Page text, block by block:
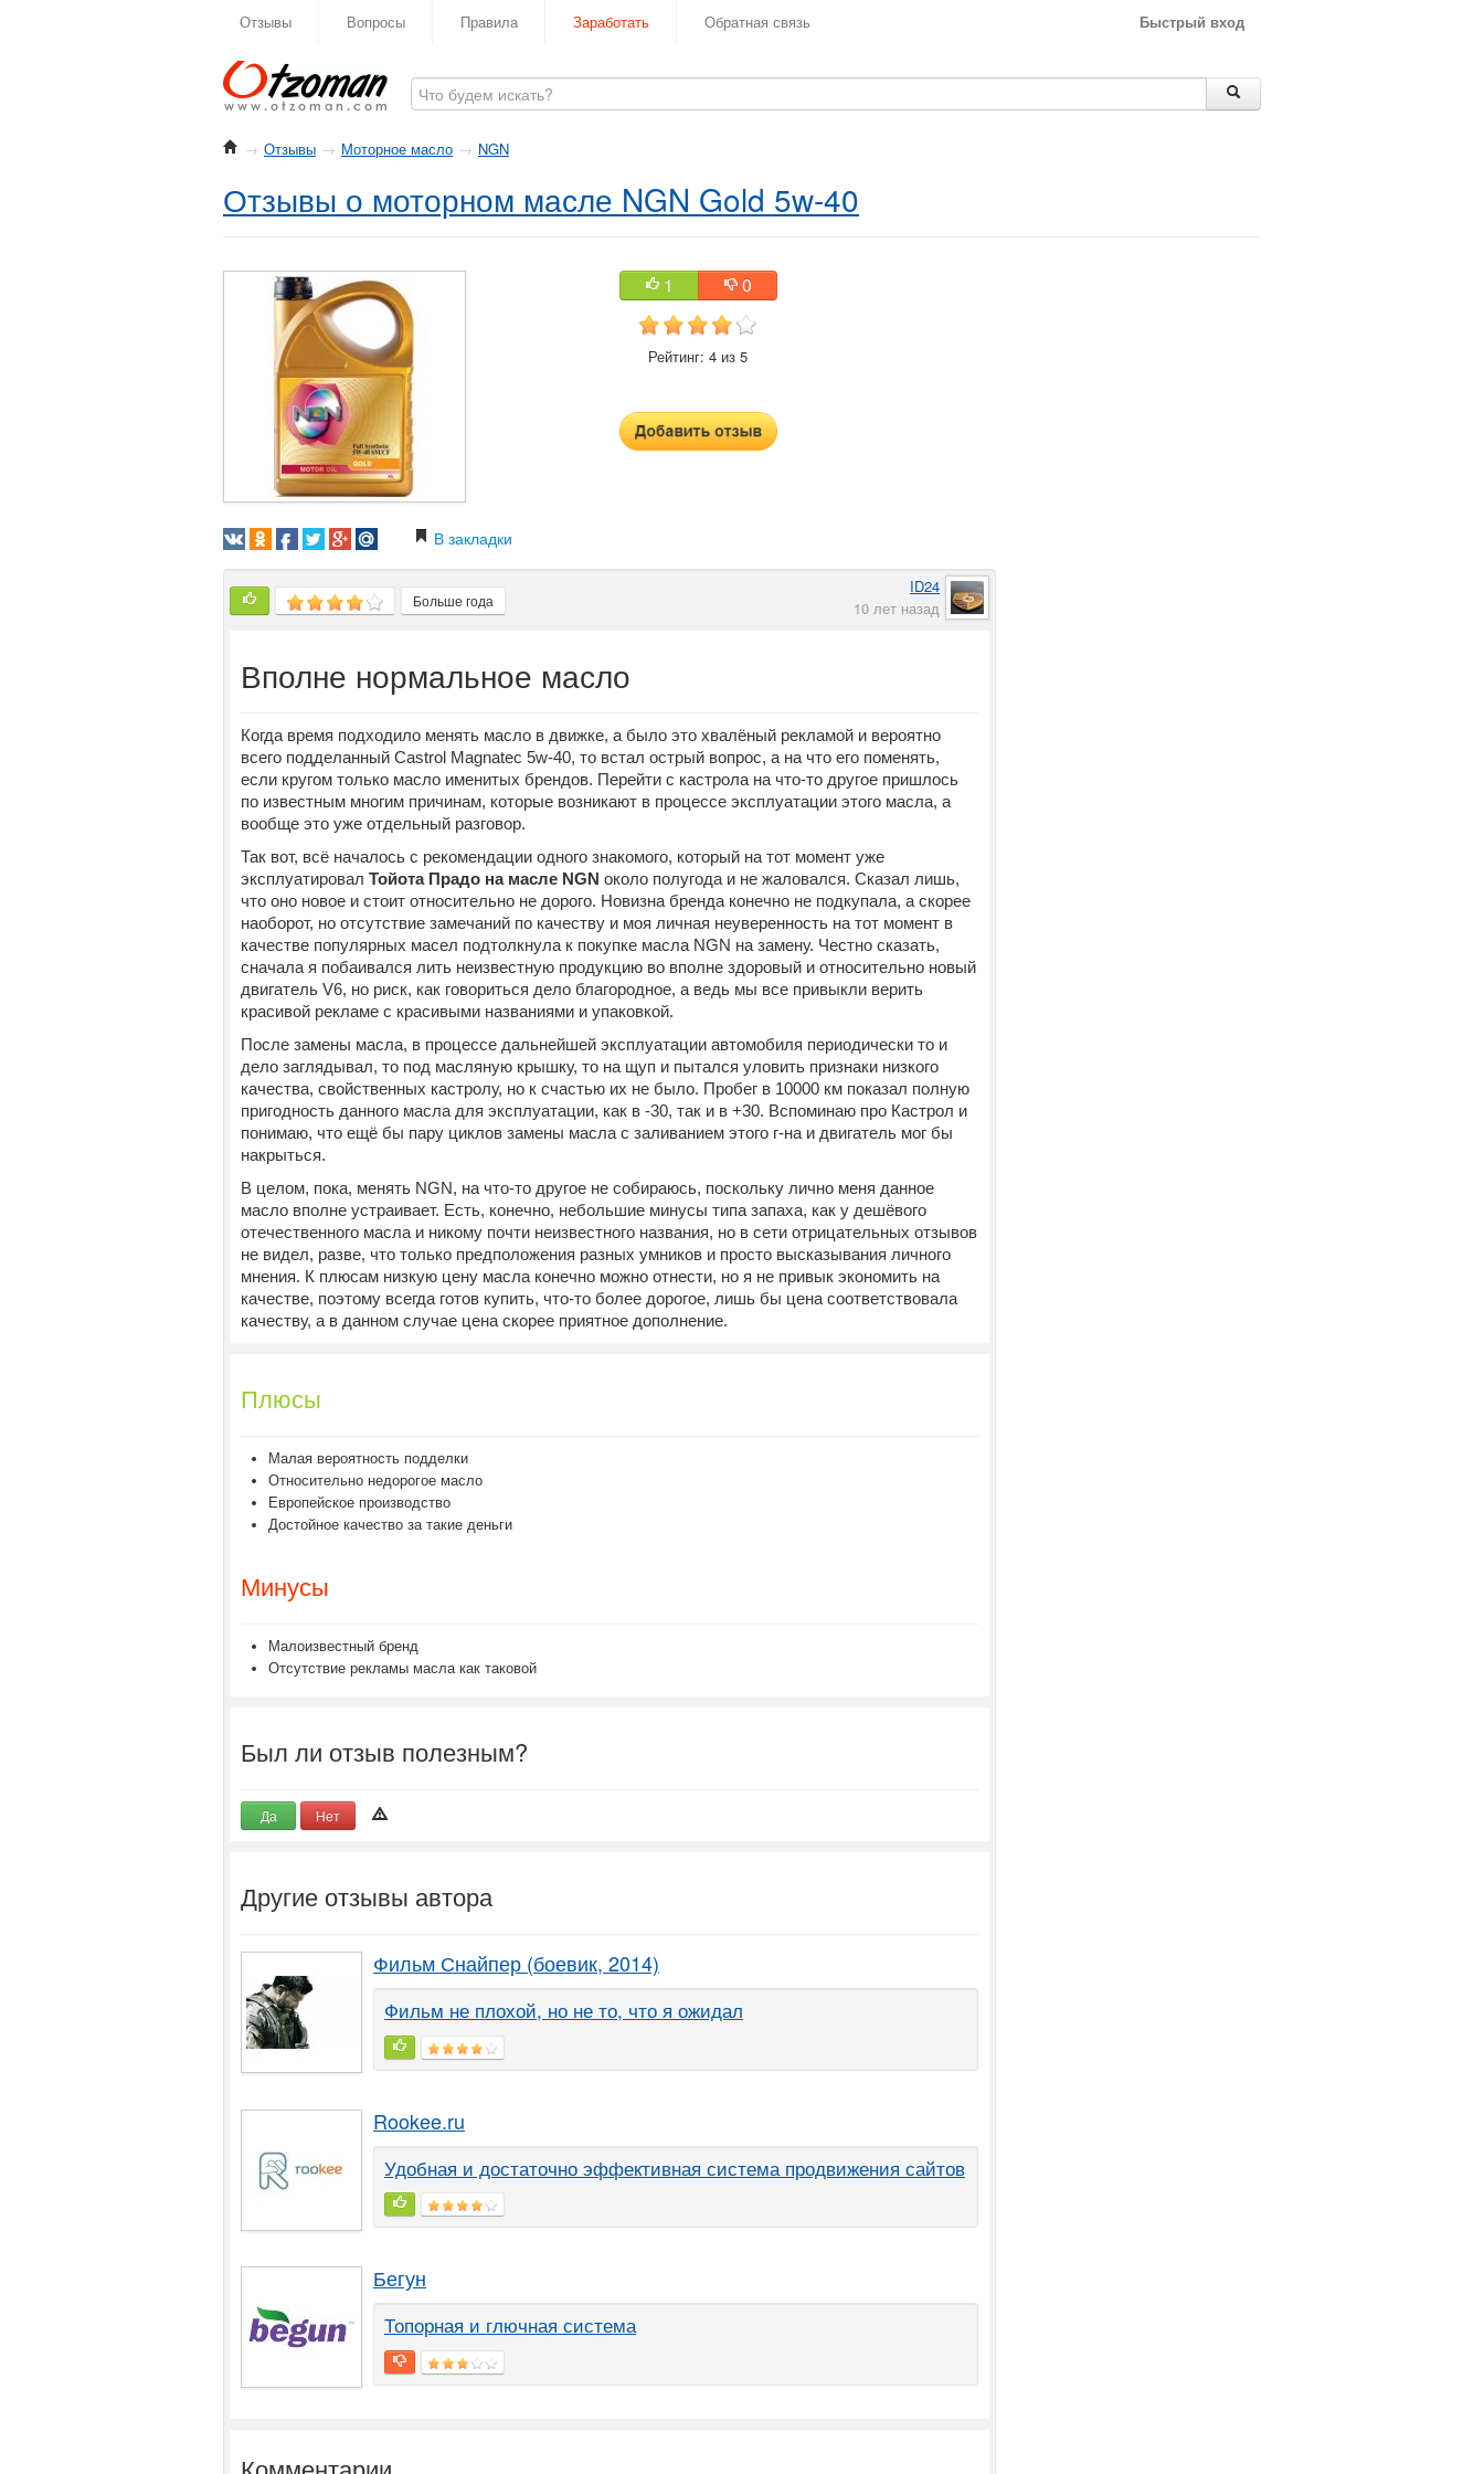
Отзывы Вопросы Правила Заработать Обратная связь Быстрый вход
→ Отзывы → Моторное масло → NGN
Отзывы о моторном масле NGN Gold 5w-40
1 0
Рейтинг: 4 из 5
В закладки
Больше года
ID24
10 лет назад
Вполне нормальное масло
Когда время подходило менять масло в движке, а было это хвалёный рекламой и вероятно
всего подделанный Castrol Magnatec 5w-40, то встал острый вопрос, а на что его поменять,
если кругом только масло именитых брендов. Перейти с кастрола на что-то другое пришлось
по известным многим причинам, которые возникают в процессе эксплуатации этого масла, а
вообще это уже отдельный разговор.
Так вот, всё началось с рекомендации одного знакомого, который на тот момент уже
эксплуатировал Тойота Прадо на масле NGN около полугода и не жаловался. Сказал лишь,
что оно новое и стоит относительно не дорого. Новизна бренда конечно не подкупала, а скорее
наоборот, но отсутствие замечаний по качеству и моя личная неуверенность на тот момент в
качестве популярных масел подтолкнула к покупке масла NGN на замену. Честно сказать,
сначала я побаивался лить неизвестную продукцию во вполне здоровый и относительно новый
двигатель V6, но риск, как говориться дело благородное, а ведь мы все привыкли верить
красивой рекламе с красивыми названиями и упаковкой.
После замены масла, в процессе дальнейшей эксплуатации автомобиля периодически то и
дело заглядывал, то под масляную крышку, то на щуп и пытался уловить признаки низкого
качества, свойственных кастролу, но к счастью их не было. Пробег в 10000 км показал полную
пригодность данного масла для эксплуатации, как в -30, так и в +30. Вспоминаю про Кастрол и
понимаю, что ещё бы пару циклов замены масла с заливанием этого г-на и двигатель мог бы
накрыться.
В целом, пока, менять NGN, на что-то другое не собираюсь, поскольку лично меня данное
масло вполне устраивает. Есть, конечно, небольшие минусы типа запаха, как у дешёвого
отечественного масла и никому почти неизвестного названия, но в сети отрицательных отзывов
не видел, разве, что только предположения разных умников и просто высказывания личного
мнения. К плюсам низкую цену масла конечно можно отнести, но я не привык экономить на
качестве, поэтому всегда готов купить, что-то более дорогое, лишь бы цена соответствовала
качеству, а в данном случае цена скорее приятное дополнение.
Плюсы
Малая вероятность подделки
Относительно недорогое масло
Европейское производство
Достойное качество за такие деньги
Минусы
Малоизвестный бренд
Отсутствие рекламы масла как таковой
Был ли отзыв полезным?
Да Нет
Другие отзывы автора
Фильм Снайпер (боевик, 2014)
Фильм не плохой, но не то, что я ожидал
Rookee.ru
Удобная и достаточно эффективная система продвижения сайтов
Бегун
Топорная и глючная система